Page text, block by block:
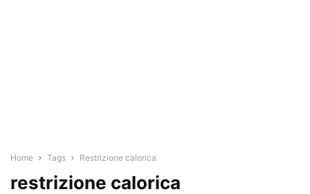
Home Tags Restrizione calorica
restrizione calorica